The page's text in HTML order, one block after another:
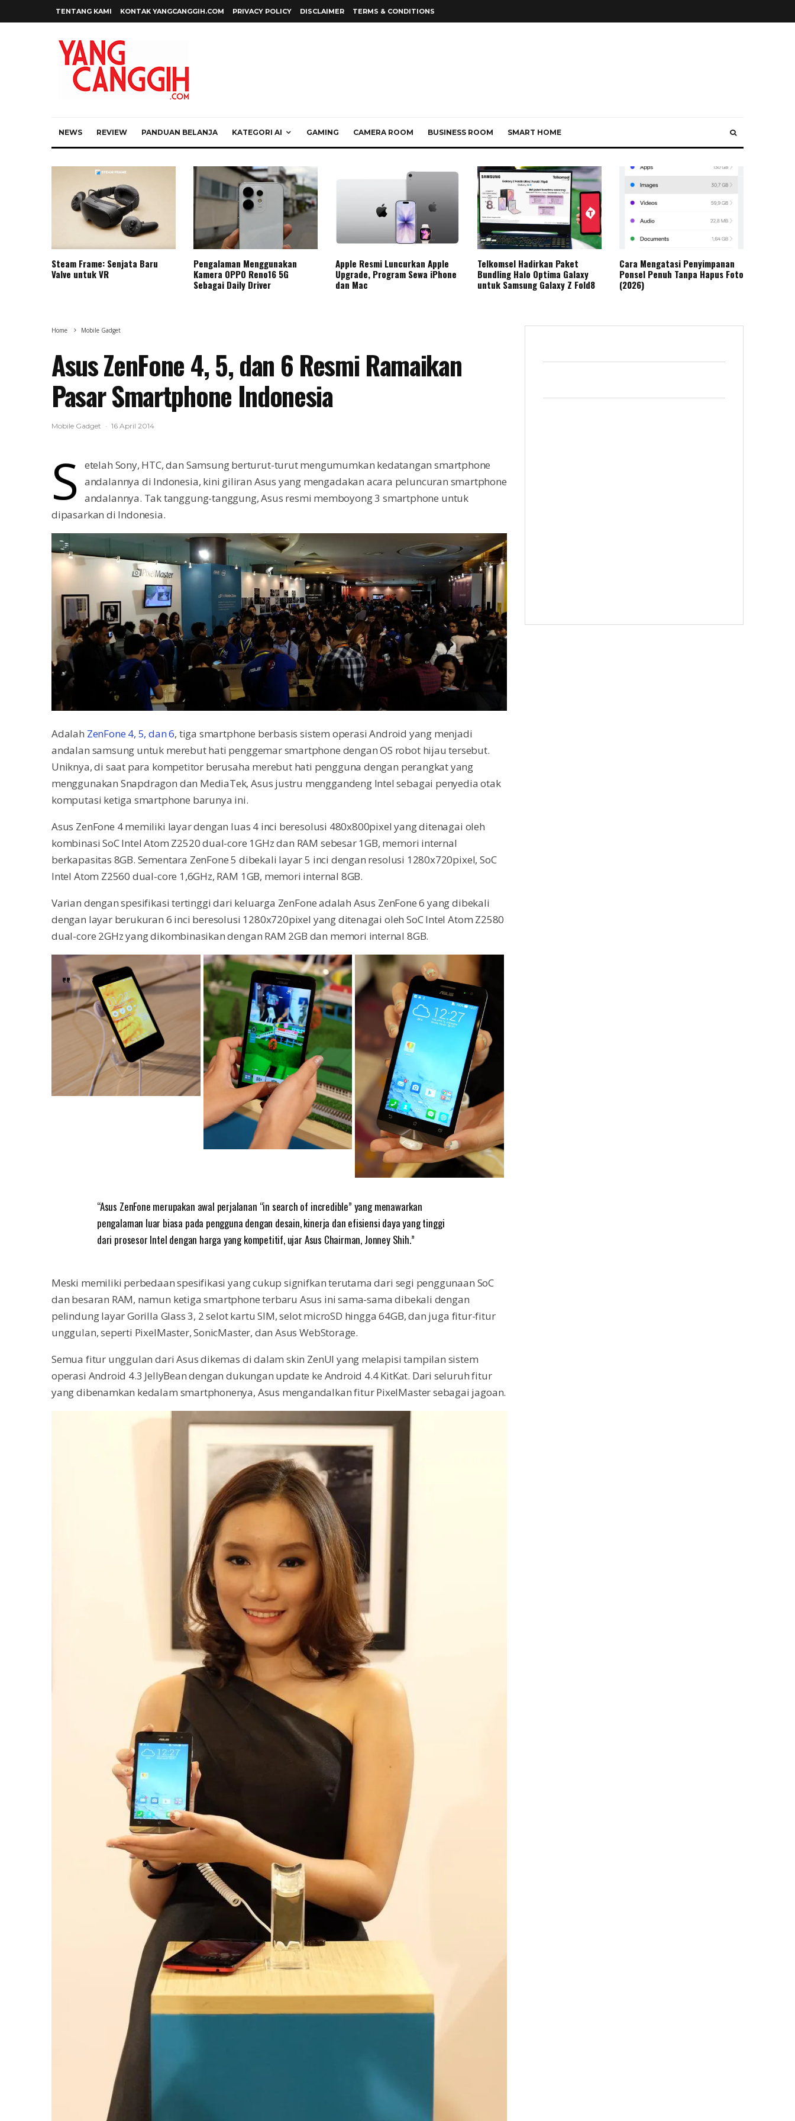
TENTANG KAMI KONTAK YANGCANGGIH.COM PRIVACY POLICY DISCLAIMER TERMS & CONDITIONS
NEWS REVIEW PANDUAN BELANJA KATEGORI AI GAMING CAMERA ROOM BUSINESS ROOM SMART HOME
Steam Frame: Senjata Baru
Valve untuk VR
Pengalaman Menggunakan
Kamera OPPO Reno16 5G
Sebagai Daily Driver
Apple Resmi Luncurkan Apple
Upgrade, Program Sewa iPhone
dan Mac
Telkomsel Hadirkan Paket
Bundling Halo Optima Galaxy
untuk Samsung Galaxy Z Fold8
Cara Mengatasi Penyimpanan
Ponsel Penuh Tanpa Hapus Foto
(2026)
Home Mobile Gadget
Asus ZenFone 4, 5, dan 6 Resmi Ramaikan
Pasar Smartphone Indonesia
Mobile Gadget · 16 April 2014
S etelah Sony, HTC, dan Samsung berturut-turut mengumumkan kedatangan smartphone
andalannya di Indonesia, kini giliran Asus yang mengadakan acara peluncuran smartphone
andalannya. Tak tanggung-tanggung, Asus resmi memboyong 3 smartphone untuk
dipasarkan di Indonesia.
Adalah ZenFone 4, 5, dan 6, tiga smartphone berbasis sistem operasi Android yang menjadi
andalan samsung untuk merebut hati penggemar smartphone dengan OS robot hijau tersebut.
Uniknya, di saat para kompetitor berusaha merebut hati pengguna dengan perangkat yang
menggunakan Snapdragon dan MediaTek, Asus justru menggandeng Intel sebagai penyedia otak
komputasi ketiga smartphone barunya ini.
Asus ZenFone 4 memiliki layar dengan luas 4 inci beresolusi 480x800pixel yang ditenagai oleh
kombinasi SoC Intel Atom Z2520 dual-core 1GHz dan RAM sebesar 1GB, memori internal
berkapasitas 8GB. Sementara ZenFone 5 dibekali layar 5 inci dengan resolusi 1280x720pixel, SoC
Intel Atom Z2560 dual-core 1,6GHz, RAM 1GB, memori internal 8GB.
Varian dengan spesifikasi tertinggi dari keluarga ZenFone adalah Asus ZenFone 6 yang dibekali
dengan layar berukuran 6 inci beresolusi 1280x720pixel yang ditenagai oleh SoC Intel Atom Z2580
dual-core 2GHz yang dikombinasikan dengan RAM 2GB dan memori internal 8GB.
“Asus ZenFone merupakan awal perjalanan “in search of incredible” yang menawarkan
pengalaman luar biasa pada pengguna dengan desain, kinerja dan efisiensi daya yang tinggi
dari prosesor Intel dengan harga yang kompetitif, ujar Asus Chairman, Jonney Shih.”
Meski memiliki perbedaan spesifikasi yang cukup signifkan terutama dari segi penggunaan SoC
dan besaran RAM, namun ketiga smartphone terbaru Asus ini sama-sama dibekali dengan
pelindung layar Gorilla Glass 3, 2 selot kartu SIM, selot microSD hingga 64GB, dan juga fitur-fitur
unggulan, seperti PixelMaster, SonicMaster, dan Asus WebStorage.
Semua fitur unggulan dari Asus dikemas di dalam skin ZenUI yang melapisi tampilan sistem
operasi Android 4.3 JellyBean dengan dukungan update ke Android 4.4 KitKat. Dari seluruh fitur
yang dibenamkan kedalam smartphonenya, Asus mengandalkan fitur PixelMaster sebagai jagoan.